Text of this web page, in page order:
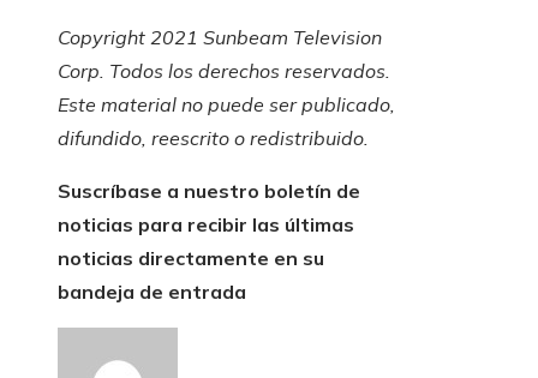
Copyright 2021 Sunbeam Television
Corp. Todos los derechos reservados.
Este material no puede ser publicado,
difundido, reescrito o redistribuido.
Suscríbase a nuestro boletín de
noticias para recibir las últimas
noticias directamente en su
bandeja de entrada